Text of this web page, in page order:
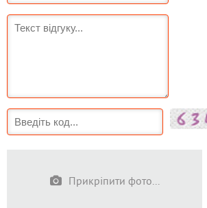
Прикріпити фото...